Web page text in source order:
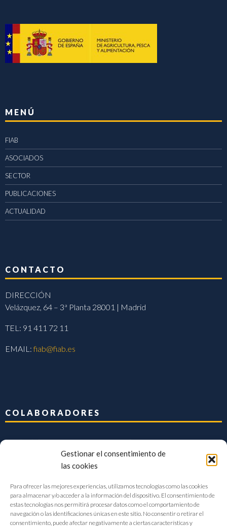
Gestionar el consentimiento de
las cookies
Para ofrecer las mejores experiencias, utilizamos tecnologías como las cookies
para almacenar y/o acceder a la información del dispositivo. El consentimiento de
estas tecnologías nos permitirá procesar datos como el comportamiento de
navegación o las identificaciones únicas en este sitio. No consentir o retirar el
consentimiento, puede afectar negativamente a ciertas características y
MENÚ
FIAB
ASOCIADOS
SECTOR
PUBLICACIONES
ACTUALIDAD
CONTACTO
DIRECCIÓN
Velázquez, 64 – 3ª Planta 28001 | Madrid
TEL: 91 411 72 11
EMAIL:fiab@fiab.es
COLABORADORES